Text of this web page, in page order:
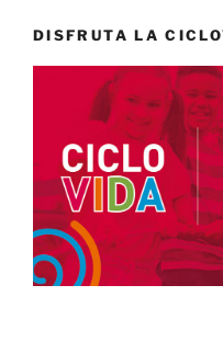
DISFRUTA LA